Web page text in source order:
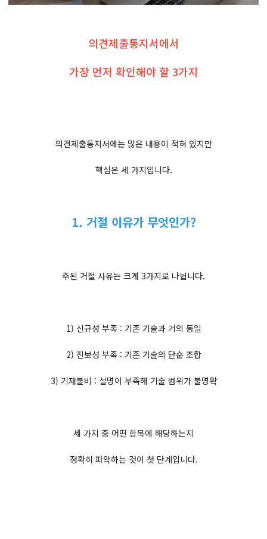
의견제출통지서에서
가장 먼저 확인해야 할 3가지
의견제출통지서에는 많은 내용이 적혀 있지만
핵심은 세 가지입니다.
1. 거절 이유가 무엇인가?
주된 거절 사유는 크게 3가지로 나뉩니다.
1) 신규성 부족 : 기존 기술과 거의 동일
2) 진보성 부족 : 기존 기술의 단순 조합
3) 기재불비 : 설명이 부족해 기술 범위가 불명확
세 가지 중 어떤 항목에 해당하는지
정확히 파악하는 것이 첫 단계입니다.